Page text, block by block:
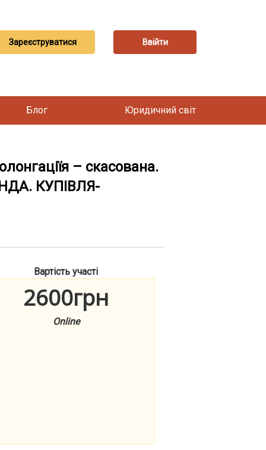
Зареєструватися Ввійти
Блог Юридичний світ
– скасована.
КУПІВЛЯ-
Вартість участі
2600грн
Online